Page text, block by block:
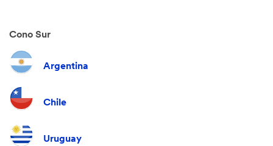
Cono Sur
Argentina
Chile
Uruguay